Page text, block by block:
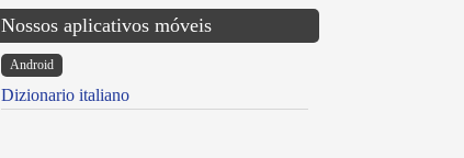
Nossos aplicativos móveis
Android
Dizionario italiano